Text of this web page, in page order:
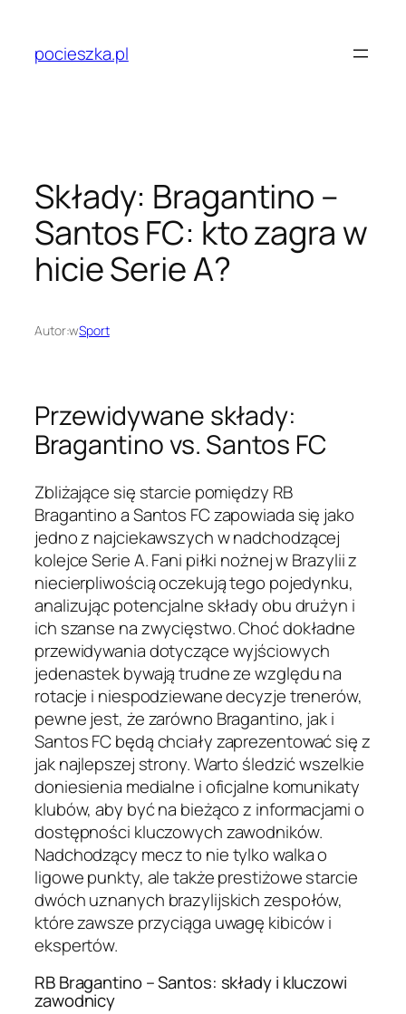
treścipocieszka.pl
Składy: Bragantino –
Santos FC: kto zagra w
hicie Serie A?
Autor:wSport
Przewidywane składy:
Bragantino vs. Santos FC
Zbliżające się starcie pomiędzy RB
Bragantino a Santos FC zapowiada się jako
jedno z najciekawszych w nadchodzącej
kolejce Serie A. Fani piłki nożnej w Brazylii z
niecierpliwością oczekują tego pojedynku,
analizując potencjalne składy obu drużyn i
ich szanse na zwycięstwo. Choć dokładne
przewidywania dotyczące wyjściowych
jedenastek bywają trudne ze względu na
rotacje i niespodziewane decyzje trenerów,
pewne jest, że zarówno Bragantino, jak i
Santos FC będą chciały zaprezentować się z
jak najlepszej strony. Warto śledzić wszelkie
doniesienia medialne i oficjalne komunikaty
klubów, aby być na bieżąco z informacjami o
dostępności kluczowych zawodników.
Nadchodzący mecz to nie tylko walka o
ligowe punkty, ale także prestiżowe starcie
dwóch uznanych brazylijskich zespołów,
które zawsze przyciąga uwagę kibiców i
ekspertów.
RB Bragantino – Santos: składy i kluczowi
zawodnicy